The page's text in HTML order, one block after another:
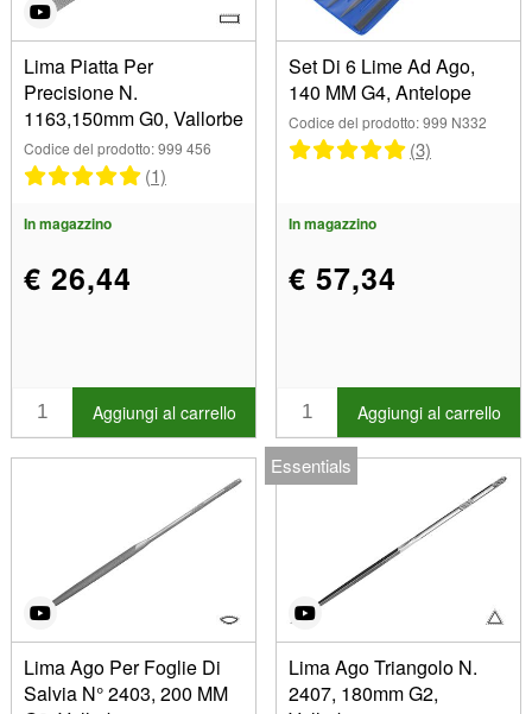
Lima Piatta Per
Precisione N.
1163,150mm G0, Vallorbe
Codice del prodotto: 999 456
(1)
In magazzino
€ 26,44
Aggiungi al carrello
Set Di 6 Lime Ad Ago,
140 MM G4, Antelope
Codice del prodotto: 999 N332
(3)
In magazzino
€ 57,34
Aggiungi al carrello
Lima Ago Per Foglie Di
Salvia N° 2403, 200 MM
Essentials
Lima Ago Triangolo N.
2407, 180mm G2,